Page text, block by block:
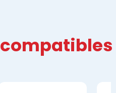
compatibles